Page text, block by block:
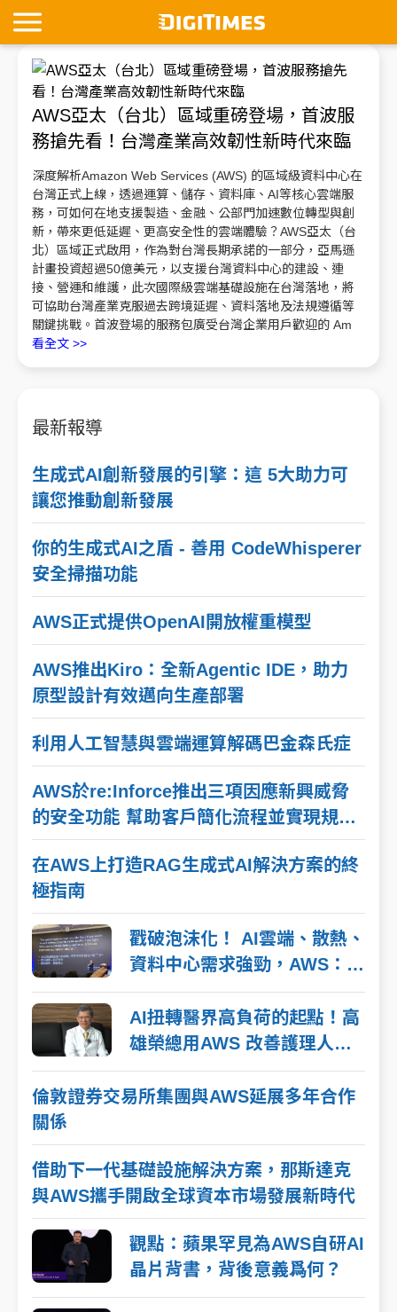
AWS亞太（台北）區域重磅登場，首波服
務搶先看！台灣產業高效韌性新時代來臨
深度解析Amazon Web Services (AWS) 的區域級資料中心在
台灣正式上線，透過運算、儲存、資料庫、AI等核心雲端服
務，可如何在地支援製造、金融、公部門加速數位轉型與創
新，帶來更低延遲、更高安全性的雲端體驗？AWS亞太（台
北）區域正式啟用，作為對台灣長期承諾的一部分，亞馬遜
計畫投資超過50億美元，以支援台灣資料中心的建設、連
接、營運和維護，此次國際級雲端基礎設施在台灣落地，將
可協助台灣產業克服過去跨境延遲、資料落地及法規遵循等
關鍵挑戰。首波登場的服務包廣受台灣企業用戶歡迎的 Am
看全文 >>
最新報導
生成式AI創新發展的引擎：這 5大助力可
讓您推動創新發展
你的生成式AI之盾 - 善用 CodeWhisperer
安全掃描功能
AWS正式提供OpenAI開放權重模型
AWS推出Kiro：全新Agentic IDE，助力
原型設計有效邁向生產部署
利用人工智慧與雲端運算解碼巴金森氏症
AWS於re:Inforce推出三項因應新興威脅
的安全功能 幫助客戶簡化流程並實現規模
化發展
在AWS上打造RAG生成式AI解決方案的終
極指南
戳破泡沫化！ AI雲端、散熱、
資料中心需求強勁，AWS：零
售、創作、低軌衛星都用到
AI，未來早已來
AI扭轉醫界高負荷的起點！高
雄榮總用AWS 改善護理人員
工作流程
倫敦證券交易所集團與AWS延展多年合作
關係
借助下一代基礎設施解決方案，那斯達克
與AWS攜手開啟全球資本市場發展新時代
觀點：蘋果罕見為AWS自研AI
晶片背書，背後意義爲何？